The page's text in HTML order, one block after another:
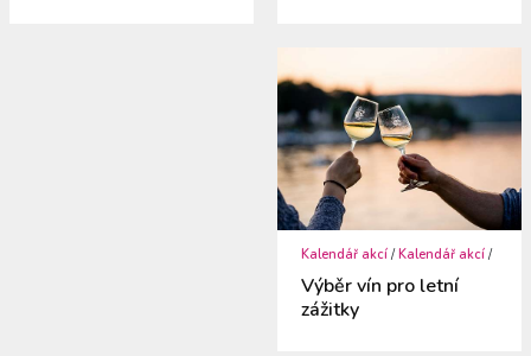
Kalendář akcí /Kalendář akcí /
Výběr vín pro letní
zážitky